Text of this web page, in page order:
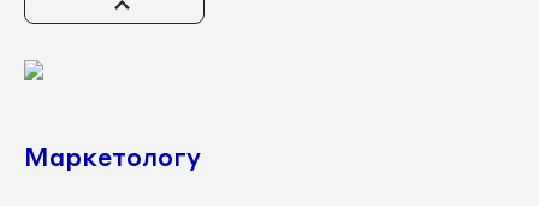
Маркетологу